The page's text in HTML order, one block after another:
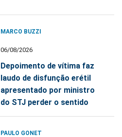
MARCO BUZZI
06/08/2026
Depoimento de vítima faz
laudo de disfunção erétil
apresentado por ministro
do STJ perder o sentido
PAULO GONET